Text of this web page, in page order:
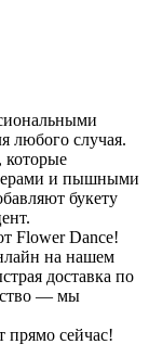
любого случая.
и пышными
букету
Flower Dance!
на нашем
доставка по
— мы
прямо сейчас!